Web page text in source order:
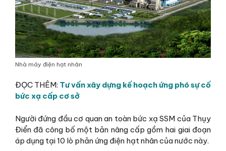
Nhà máy điện hạt nhân
ĐỌC THÊM: Tư vấn xây dựng kế hoạch ứng phó sự cố
bức xạ cấp cơ sở
Người đứng đầu cơ quan an toàn bức xạ SSM của Thụy
Điển đã công bố một bản nâng cấp gồm hai giai đoạn
áp dụng tại 10 lò phản ứng điện hạt nhân của nước này.